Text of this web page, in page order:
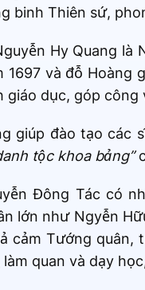
binh Thiên sứ,
Hy Quang
1697 và đỗ Hoàng
giáo dục, góp
giúp đào tạo
tộc khoa bảng”
Đông Tác có
lớn như Ngyễn
cảm Tướng quân,
quan và dạy